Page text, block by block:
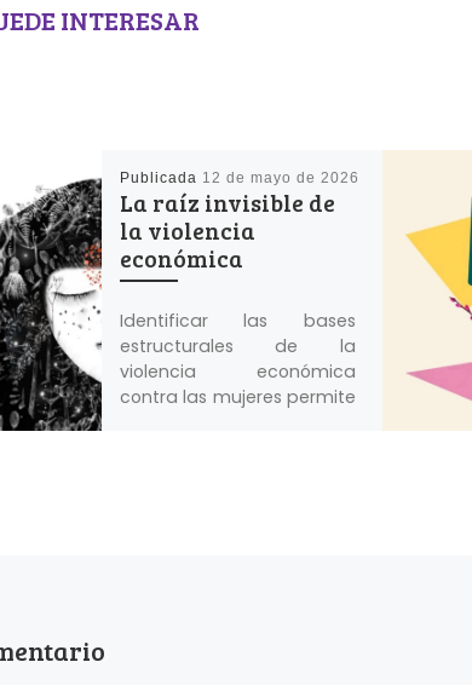
INTERESAR
Publicada 12 de mayo de 2026
La raíz invisible de
la violencia
económica
Identificar las bases
estructurales de la
violencia económica
contra las mujeres permite